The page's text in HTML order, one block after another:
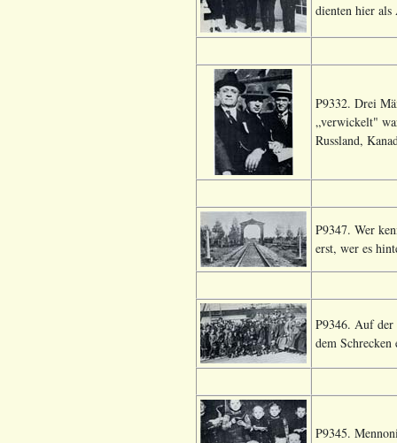
dienten hier
P9332. Drei
„verwickelt"
Russland,
P9347. Wer
erst, wer es
P9346. Auf der
dem
P9345.